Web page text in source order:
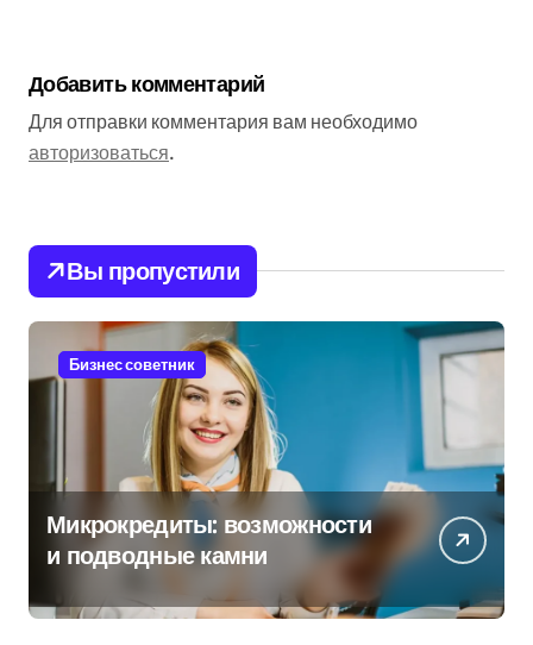
Добавить комментарий
Для отправки комментария вам необходимо
авторизоваться.
Вы пропустили
Бизнес советник
Микрокредиты: возможности
и подводные камни